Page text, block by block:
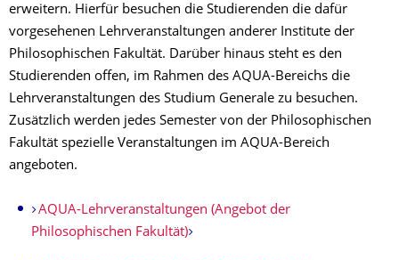
erweitern. Hierfür besuchen die Studierenden die dafür
vorgesehenen Lehrveranstaltungen anderer Institute der
Philosophischen Fakultät. Darüber hinaus steht es den
Studierenden offen, im Rahmen des AQUA-Bereichs die
Lehrveranstaltungen des Studium Generale zu besuchen.
Zusätzlich werden jedes Semester von der Philosophischen
Fakultät spezielle Veranstaltungen im AQUA-Bereich
angeboten.
AQUA-Lehrveranstaltungen (Angebot der
Philosophischen Fakultät)